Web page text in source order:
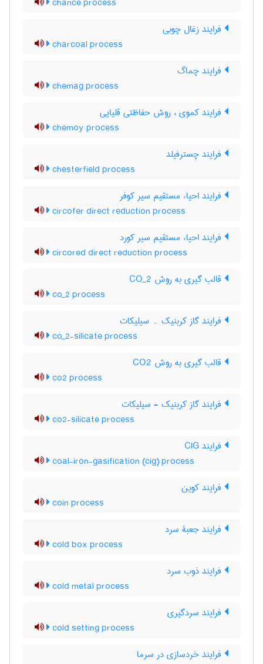
فرایند زغال چوبی
charcoal process
فرایند چماگ
chemag process
فرایند کموی ، روش حفاظتی قلیایی
chemoy process
فرایند چسترفیلد
chesterfield process
فرایند احیاء مستقیم سیر کوفر
circofer direct reduction process
فرایند احیاء مستقیم سیر کورد
circored direct reduction process
قالب گیری به روش CO_2
co_2 process
فرایند گاز کربنیک ۔ سیلیکات
co_2-silicate process
قالب گیری به روش CO2
co2 process
فرایند گاز کربنیک - سیلیکات
co2-silicate process
فرایند CIG
coal-iron-gasification (cig) process
فرایند کوین
coin process
فرایند جعبۀ سرد
cold box process
فرایند ذوب سرد
cold metal process
فرایند سردگیری
cold setting process
فرایند خردسازی در سرما